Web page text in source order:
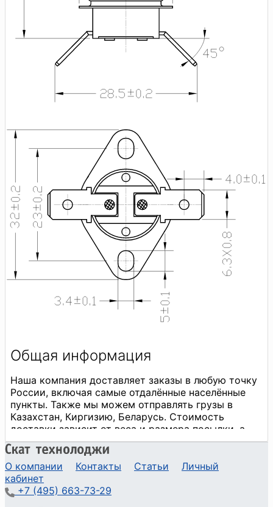
О компании Контакты Статьи
Личный
кабинет
+7 (495) 663-73-29